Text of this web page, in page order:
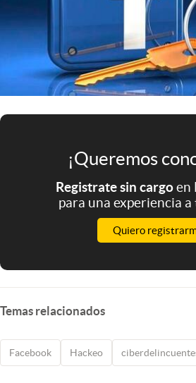
Mundial 2026
Eventos Corporativos
El Cronista Studio
¡Queremos
Registrate sin cargoen
para una experiencia
Quiero
Temas relacionados
Facebook Hackeo